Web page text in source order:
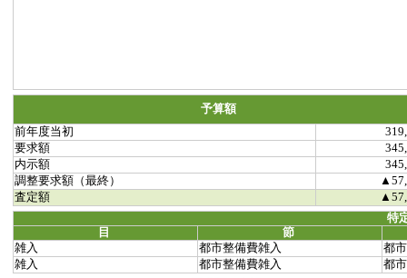
予算額
前年度当初
要求額
内示額
調整要求額（最終）
査定額
特
目
節
雑入
都市整備費雑入
都
雑入
都市整備費雑入
都